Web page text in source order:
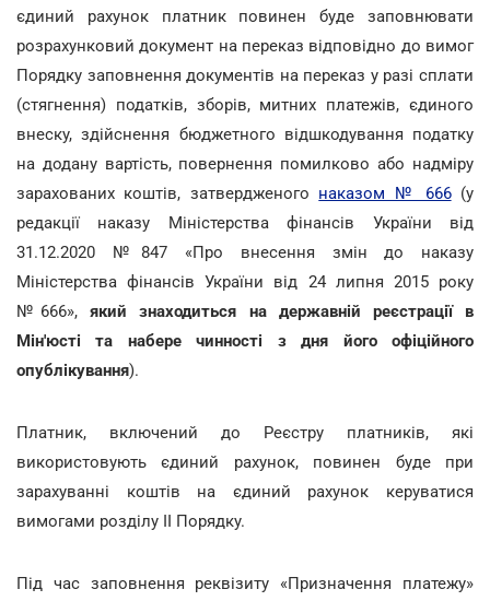
єдиний рахунок платник повинен буде заповнювати
розрахунковий документ на переказ відповідно до вимог
Порядку заповнення документів на переказ у разі сплати
(стягнення) податків, зборів, митних платежів, єдиного
внеску, здійснення бюджетного відшкодування податку
на додану вартість, повернення помилково або надміру
зарахованих коштів, затвердженого наказом № 666(у
редакції наказу Міністерства фінансів України від
31.12.2020 №847 «Про внесення змін до наказу
Міністерства фінансів України від 24 липня 2015 року
№666»,який знаходиться на державній реєстрації в
Мін'юсті та набере чинності з дня його офіційного
опублікування).
Платник, включений до Реєстру платників, які
використовують єдиний рахунок, повинен буде при
зарахуванні коштів на єдиний рахунок керуватися
вимогами розділу II Порядку.
Під час заповнення реквізиту «Призначення платежу»